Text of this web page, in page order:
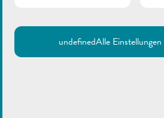
undefinedAlle